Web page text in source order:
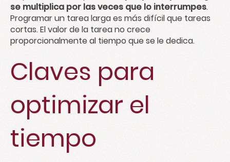
se multiplica por las veces que lo interrumpes.
Programar un tarea larga es más difícil que tareas
cortas. El valor de la tarea no crece
proporcionalmente al tiempo que se le dedica.
Claves para
optimizar el
tiempo